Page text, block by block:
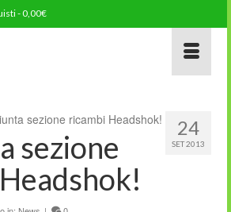
-0,00€
24
SET 2013
sezione ricambi Headshok!
sezione